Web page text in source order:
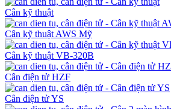
Cân kỹ thuật
Cân kỹ thuật AWS Mỹ
Cân kỹ thuật VB-320B
Cân điện tử HZF
Cân điện tử YS